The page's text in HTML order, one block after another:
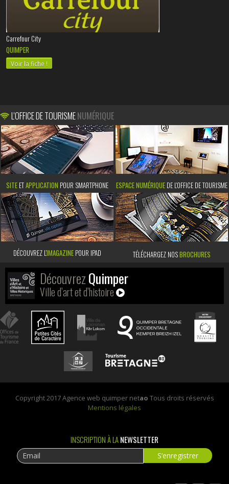
Carrefour City
QUIMPER
Voir la fiche !
L'OFFICE DE TOURISMENUMÉRIQUE
SITE ETAPPLICATION POUR SMARTPHONE ESPACE NUMÉRIQUE DE L'OFFICE DE TOURISME
DÉCOUVREZ L’IMAGAZINE POUR IPAD TÉLÉCHARGEZ NOSBROCHURES
DécouvrezQuimper
Ville d’art et d’histoire
Copyright 2017 Agence web quimper netao Tous droits réservés
Mentions légales
INSCRIPTION À LANEWSLETTER